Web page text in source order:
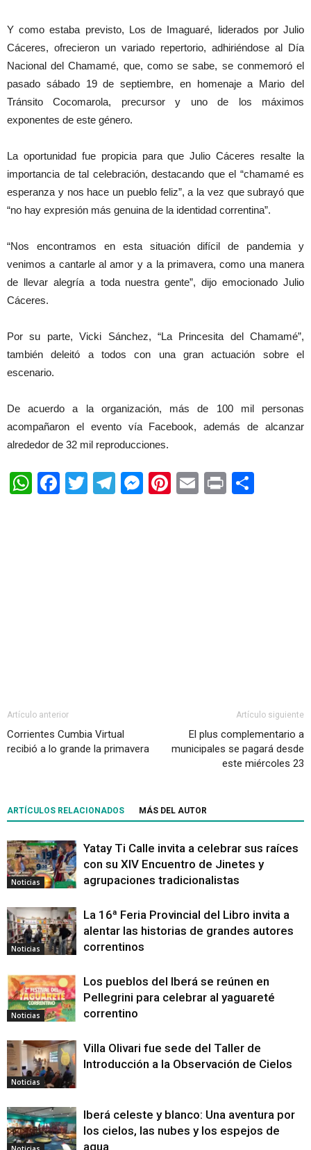
Y como estaba previsto, Los de Imaguaré, liderados por Julio
Cáceres, ofrecieron un variado repertorio, adhiriéndose al Día
Nacional del Chamamé, que, como se sabe, se conmemoró el
pasado sábado 19 de septiembre, en homenaje a Mario del
Tránsito Cocomarola, precursor y uno de los máximos
exponentes de este género.
La oportunidad fue propicia para que Julio Cáceres resalte la
importancia de tal celebración, destacando que el “chamamé es
esperanza y nos hace un pueblo feliz”, a la vez que subrayó que
“no hay expresión más genuina de la identidad correntina”.
“Nos encontramos en esta situación difícil de pandemia y
venimos a cantarle al amor y a la primavera, como una manera
de llevar alegría a toda nuestra gente”, dijo emocionado Julio
Cáceres.
Por su parte, Vicki Sánchez, “La Princesita del Chamamé”,
también deleitó a todos con una gran actuación sobre el
escenario.
De acuerdo a la organización, más de 100 mil personas
acompañaron el evento vía Facebook, además de alcanzar
alrededor de 32 mil reproducciones.
WhatsApp
Facebook
TwitterTelegram
Messenger
Pinterest
EmailPrint
Artículo anterior
Corrientes Cumbia Virtual
recibió a lo grande la primavera
Artículo siguiente
El plus complementario a
municipales se pagará desde
este miércoles 23
ARTÍCULOS RELACIONADOS MÁS DEL AUTOR
Noticias
Yatay Ti Calle invita a celebrar sus raíces
con su XIV Encuentro de Jinetes y
agrupaciones tradicionalistas
Noticias
La 16ª Feria Provincial del Libro invita a
alentar las historias de grandes autores
correntinos
Noticias
Los pueblos del Iberá se reúnen en
Pellegrini para celebrar al yaguareté
correntino
Noticias
Villa Olivari fue sede del Taller de
Introducción a la Observación de Cielos
Iberá celeste y blanco: Una aventura por
los cielos, las nubes y los espejos de
agua